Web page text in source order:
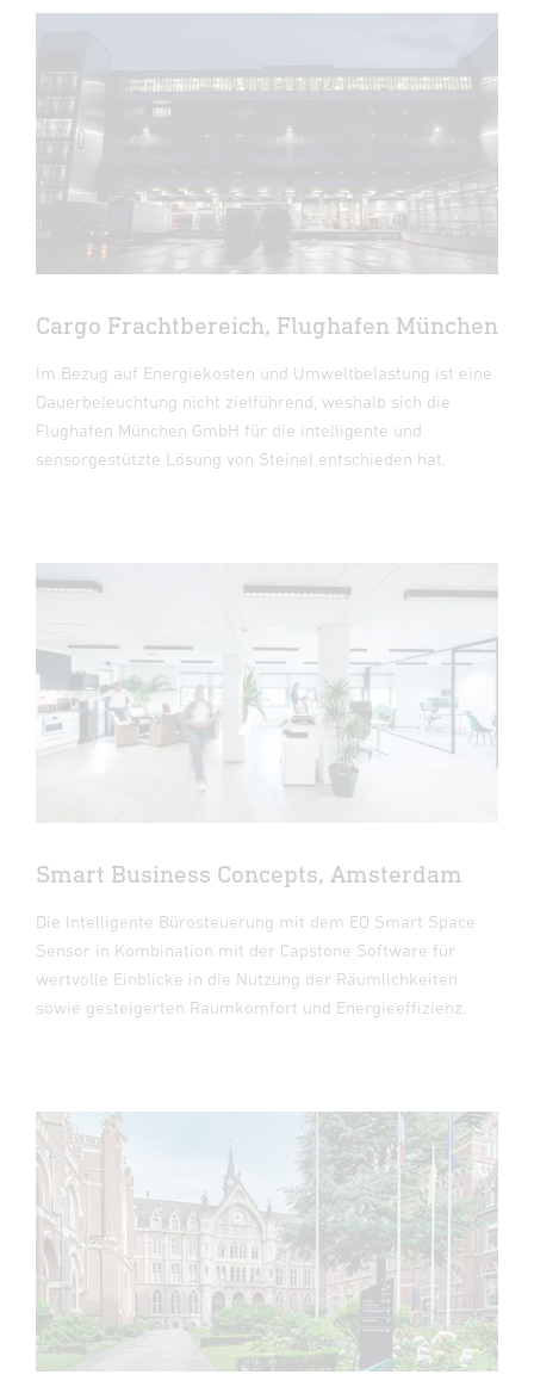
Cargo Frachtbereich, Flughafen München
Im Bezug auf Energiekosten und Umweltbelastung ist eine
Dauerbeleuchtung nicht zielführend, weshalb sich die
Flughafen München GmbH für die intelligente und
sensorgestützte Lösung von Steinel entschieden hat.
Smart Business Concepts, Amsterdam
Die Intelligente Bürosteuerung mit dem EO Smart Space
Sensor in Kombination mit der Capstone Software für
wertvolle Einblicke in die Nutzung der Räumlichkeiten
sowie gesteigerten Raumkomfort und Energieeffizienz.